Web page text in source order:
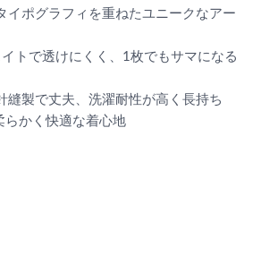
イポグラフィを重ねたユニークなアー
トで透けにくく、1枚でもサマになる
縫製で丈夫、洗濯耐性が高く長持ち
らかく快適な着心地